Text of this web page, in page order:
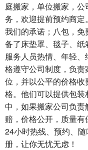
庭搬家，单位搬家，
务，欢迎提前预约商定。
我们的承诺；八包，
备了床垫罩、毯子、纸
服务人员热情、年轻
格遵守公司制度，负
位，并以公平的价格
格。他们可以提供包
中，如果搬家公司负
赔，价格公开，质量有
24小时热线、预约、
册，让你无忧无虑！